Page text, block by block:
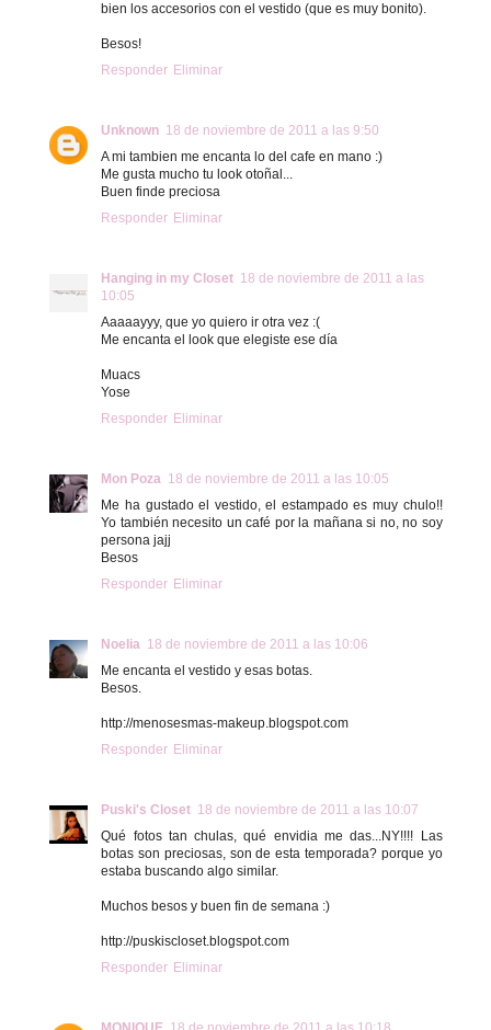
bien los accesorios con el vestido (que es muy bonito).
Besos!
Responder Eliminar
Unknown 18 de noviembre de 2011 a las 9:50
A mi tambien me encanta lo del cafe en mano :)
Me gusta mucho tu look otoñal...
Buen finde preciosa
Responder Eliminar
Hanging in my Closet 18 de noviembre de 2011 a las
10:05
Aaaaayyy, que yo quiero ir otra vez :(
Me encanta el look que elegiste ese día
Muacs
Yose
Responder Eliminar
Mon Poza 18 de noviembre de 2011 a las 10:05
Me ha gustado el vestido, el estampado es muy chulo!!
Yo también necesito un café por la mañana si no, no soy
persona jajj
Besos
Responder Eliminar
Noelia 18 de noviembre de 2011 a las 10:06
Me encanta el vestido y esas botas.
Besos.
http://menosesmas-makeup.blogspot.com
Responder Eliminar
Puski's Closet 18 de noviembre de 2011 a las 10:07
Qué fotos tan chulas, qué envidia me das...NY!!!! Las
botas son preciosas, son de esta temporada? porque yo
estaba buscando algo similar.
Muchos besos y buen fin de semana :)
http://puskiscloset.blogspot.com
Responder Eliminar